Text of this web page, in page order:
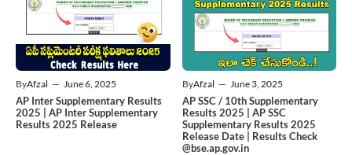
ByAfzal — June 6, 2025
AP Inter Supplementary Results
2025 | AP Inter Supplementary
Results 2025 Release
ByAfzal — June 3, 2025
AP SSC / 10th Supplementary
Results 2025 | AP SSC
Supplementary Results 2025
Release Date | Results Check
@bse.ap.gov.in